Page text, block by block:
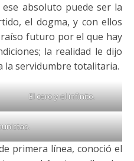
absoluto puede ser la
el dogma, y con ellos
futuro por el que hay
la realidad le dijo
la servidumbre totalitaria.
El cero y el infinito.
primera línea, conoció el